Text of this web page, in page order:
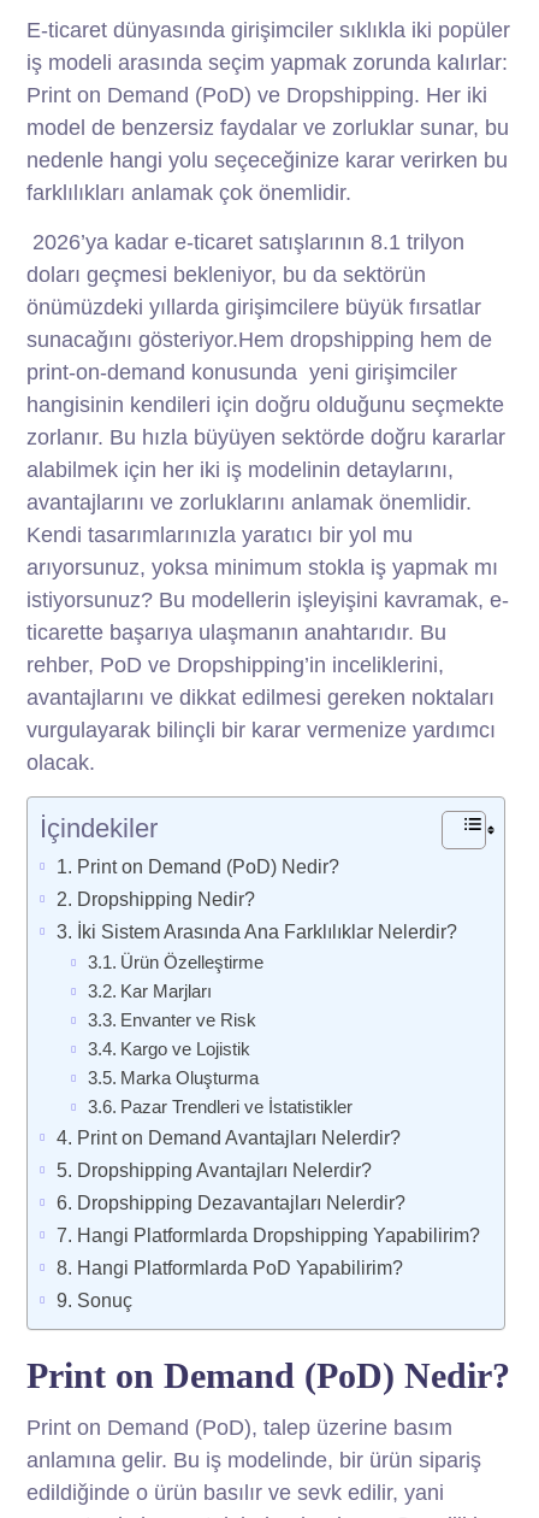
E-ticaret dünyasında girişimciler sıklıkla iki popüler
iş modeli arasında seçim yapmak zorunda kalırlar:
Print on Demand (PoD) ve Dropshipping. Her iki
model de benzersiz faydalar ve zorluklar sunar, bu
nedenle hangi yolu seçeceğinize karar verirken bu
farklılıkları anlamak çok önemlidir.
2026’ya kadar e-ticaret satışlarının 8.1 trilyon
doları geçmesi bekleniyor, bu da sektörün
önümüzdeki yıllarda girişimcilere büyük fırsatlar
sunacağını gösteriyor.Hem dropshipping hem de
print-on-demand konusunda yeni girişimciler
hangisinin kendileri için doğru olduğunu seçmekte
zorlanır. Bu hızla büyüyen sektörde doğru kararlar
alabilmek için her iki iş modelinin detaylarını,
avantajlarını ve zorluklarını anlamak önemlidir.
Kendi tasarımlarınızla yaratıcı bir yol mu
arıyorsunuz, yoksa minimum stokla iş yapmak mı
istiyorsunuz? Bu modellerin işleyişini kavramak, e-
ticarette başarıya ulaşmanın anahtarıdır. Bu
rehber, PoD ve Dropshipping’in inceliklerini,
avantajlarını ve dikkat edilmesi gereken noktaları
vurgulayarak bilinçli bir karar vermenize yardımcı
olacak.
İçindekiler
Print on Demand (PoD) Nedir?
Dropshipping Nedir?
İki Sistem Arasında Ana Farklılıklar Nelerdir?
Ürün Özelleştirme
Kar Marjları
Envanter ve Risk
Kargo ve Lojistik
Marka Oluşturma
Pazar Trendleri ve İstatistikler
Print on Demand Avantajları Nelerdir?
Dropshipping Avantajları Nelerdir?
Dropshipping Dezavantajları Nelerdir?
Hangi Platformlarda Dropshipping Yapabilirim?
Hangi Platformlarda PoD Yapabilirim?
Sonuç
Print on Demand (PoD) Nedir?
Print on Demand (PoD), talep üzerine basım
anlamına gelir. Bu iş modelinde, bir ürün sipariş
edildiğinde o ürün basılır ve sevk edilir, yani